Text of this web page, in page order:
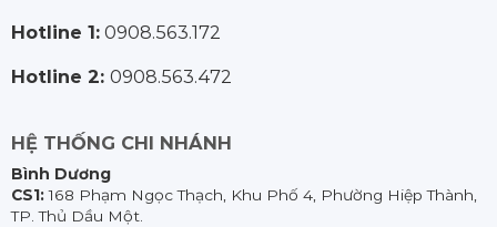
Hotline 1:0908.563.172
Hotline 2: 0908.563.472
HỆ THỐNG CHI NHÁNH
Bình Dương
CS1:168 Phạm Ngọc Thạch, Khu Phố 4, Phường Hiệp Thành,
TP. Thủ Dầu Một.